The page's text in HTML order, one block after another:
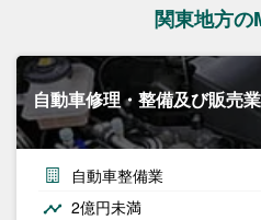
関東地方の
自動車修理・整備及び販売業
自動車整備業
2億円未満